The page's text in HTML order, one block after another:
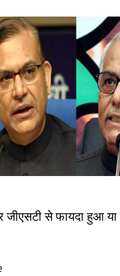
से फायदा हुआ या